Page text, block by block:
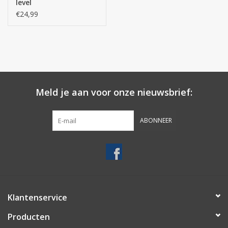
level
€24,99
Meld je aan voor onze nieuwsbrief:
ABONNEER
Klantenservice
Producten